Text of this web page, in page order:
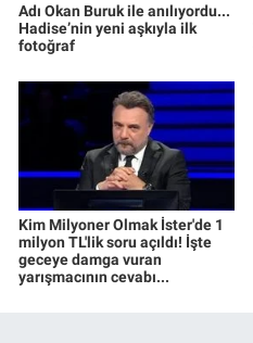
Adı Okan Buruk ile anılıyordu...
Hadise’nin yeni aşkıyla ilk
fotoğraf
Kim Milyoner Olmak İster'de 1
milyon TL'lik soru açıldı! İşte
geceye damga vuran
yarışmacının cevabı...